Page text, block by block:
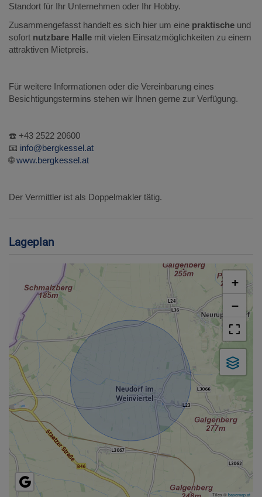
Standort für Ihr Unternehmen oder Ihr Hobby.
Zusammengefasst handelt es sich hier um eine praktische und
sofort nutzbare Halle mit vielen Einsatzmöglichkeiten zu einem
attraktiven Mietpreis.
Für weitere Informationen oder die Vereinbarung eines
Besichtigungstermins stehen wir Ihnen gerne zur Verfügung.
☎️ +43 2522 20600
📧 info@bergkessel.at
🌐www.bergkessel.at
Der Vermittler ist als Doppelmakler tätig.
Lageplan
+
−
Tiles ©basemap.at